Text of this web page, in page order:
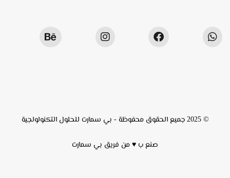
© 2025 جميع الحقوق محفوظة - بي سمارت للحلول التكنولولجية
صنع ب ♥ من فريق بي سمارت